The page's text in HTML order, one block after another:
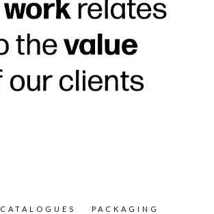
CATALOGUES
PACKAGING